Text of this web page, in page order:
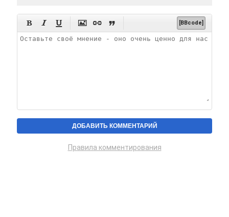
      [BBcode]
Правила комментирования